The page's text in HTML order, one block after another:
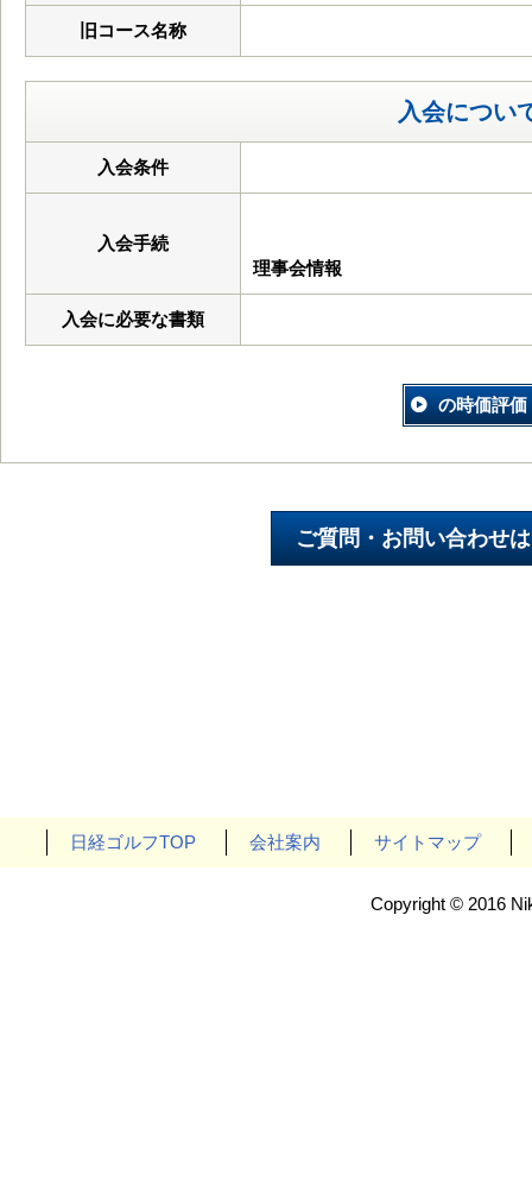
旧コース名称
入会につい
入会条件
入会手続
理事会情報
入会に必要な書類
の時価評価
日経ゴルフTOP 会社案内 サイトマップ
Copyright © 2016